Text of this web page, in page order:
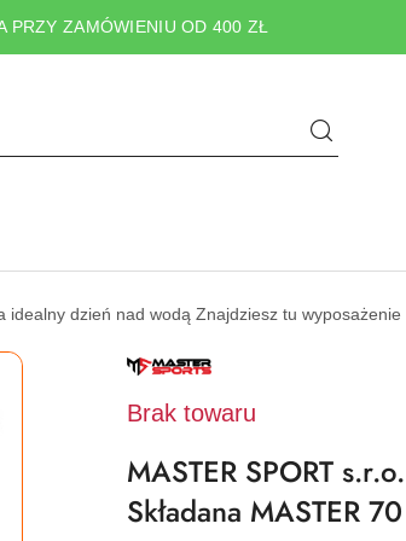
PRZY ZAMÓWIENIU OD 400 ZŁ
dzień nad wodą Znajdziesz tu wyposażenie
NAZWA
PRODUCENTA:
SPORT
S.R.O.
Brak towaru
MASTER SPORT
Składana MASTER